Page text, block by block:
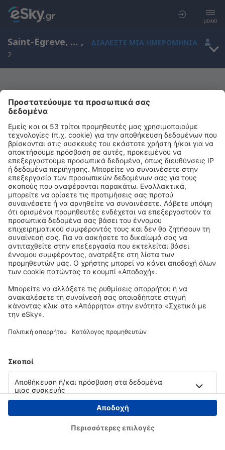
μενού
Saint-Egreve, Rhone-Alpes, Γαλλία ,
ΔΙΑΛΈΞΤΕ ΜΙΑ ΗΜΕΡΟΜΗΝΊΑ
2
Μας συγχωρείτε, δεν υπάρχουν
αποτελέσματα για την αναζήτησή σας
Προσπαθήστε να κάνετε αναζήτηση με διαφορετικά κριτήρια
Copyright © eSky.gr. Με την επιφύλαξη παντός νομίμου δικαιώματος.